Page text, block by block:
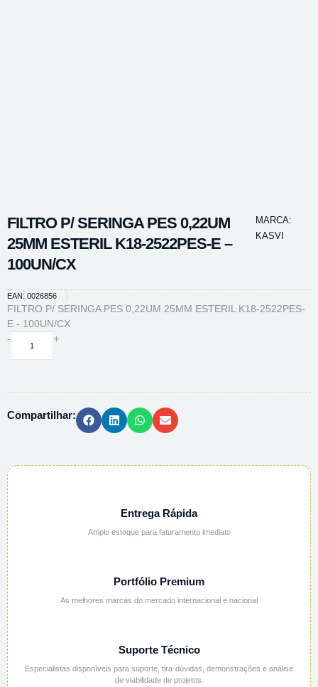
FILTRO P/ SERINGA PES 0,22UM
25MM ESTERIL K18-2522PES-E –
100UN/CX
MARCA:
KASVI
EAN: 0026856
FILTRO P/ SERINGA PES 0,22UM 25MM ESTERIL K18-2522PES-
E - 100UN/CX
-
FILTRO
25MM
2522PES-
E
-
100UN/CX
quantidade
+
Compartilhar:
Entrega Rápida
Amplo estoque para faturamento imediato
Portfólio Premium
As melhores marcas do mercado internacional e nacional
Suporte Técnico
Especialistas disponíveis para suporte, tira-dúvidas, demonstrações e análise
de viabilidade de projetos.